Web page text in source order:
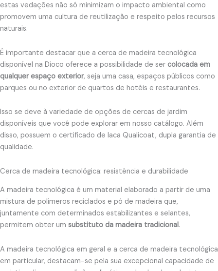
estas vedações não só minimizam o impacto ambiental como
promovem uma cultura de reutilização e respeito pelos recursos
naturais.
É importante destacar que a cerca de madeira tecnológica
disponível na Dioco oferece a possibilidade de ser colocada em
qualquer espaço exterior, seja uma casa, espaços públicos como
parques ou no exterior de quartos de hotéis e restaurantes.
Isso se deve à variedade de opções de cercas de jardim
disponíveis que você pode explorar em nosso catálogo. Além
disso, possuem o certificado de laca Qualicoat, dupla garantia de
qualidade.
Cerca de madeira tecnológica: resistência e durabilidade
A madeira tecnológica é um material elaborado a partir de uma
mistura de polímeros reciclados e pó de madeira que,
juntamente com determinados estabilizantes e selantes,
permitem obter um substituto da madeira tradicional.
A madeira tecnológica em geral e a cerca de madeira tecnológica
em particular, destacam-se pela sua excepcional capacidade de